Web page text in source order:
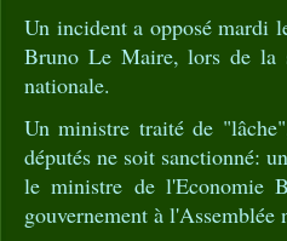
Un incident a opposé mardi
Bruno Le Maire, lors de la
nationale.
Un ministre traité de
députés ne soit sanctionné:
le ministre de l'Economie
gouvernement à l'Assemblée